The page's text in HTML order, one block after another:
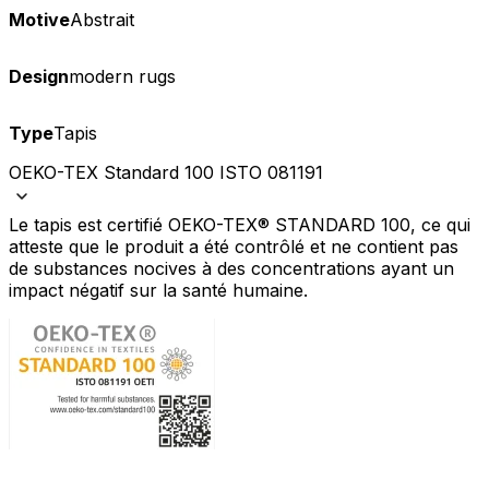
MotiveAbstrait
Designmodern rugs
TypeTapis
OEKO-TEX Standard 100 ISTO 081191
Le tapis est certifié OEKO-TEX® STANDARD 100, ce qui
atteste que le produit a été contrôlé et ne contient pas
de substances nocives à des concentrations ayant un
impact négatif sur la santé humaine.